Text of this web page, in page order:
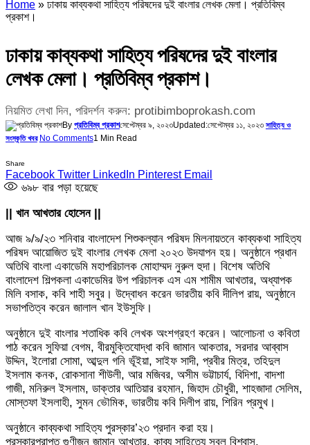
Home » ঢাকায় কাব্যকথা সাহিত্য পরিষদের দুই বাংলার লেখক মেলা। প্রতিবিম্ব
প্রকাশ।
ঢাকায় কাব্যকথা সাহিত্য পরিষদের দুই বাংলার
লেখক মেলা। প্রতিবিম্ব প্রকাশ।
নিয়মিত লেখা দিন, পরিদর্শন করুন: protibimboprokash.com
By প্রতিবিম্ব প্রকাশসেপ্টেম্বর ৯, ২০২৩Updated:সেপ্টেম্বর ১১, ২০২৩ সাহিত্য ও
সংস্কৃতি খবর No Comments1 Min Read
Share
Facebook Twitter LinkedIn Pinterest Email
৬৯৮ বার পড়া হয়েছে
|| খান আখতার হোসেন ||
আজ ৯/৯/২৩ শনিবার বাংলাদেশ শিশুকল্যান পরিষদ মিলনায়তনে কাব্যকথা সাহিত্য
পরিষদ আয়োজিত দুই বাংলার লেখক মেলা ২০২৩ উদযাপন হয়। অনুষ্ঠানে প্রধান
অতিথি বাংলা একাডেমি মহাপরিচালক মোহাম্মদ নুরুল হুদা। বিশেষ অতিথি
বাংলাদেশ শিল্পকলা একাডেমির উপ পরিচালক এস এম শামীম আখতার, অধ্যাপক
মিলি বসাক, কবি শাহী সবুর। উদ্বোধন করেন ভারতীয় কবি দীলিপ রায়, অনুষ্ঠানে
সভাপতিত্ব করেন জালাল খান ইউসুফি।
অনুষ্ঠানে দুই বাংলার শতাধিক কবি লেখক অংশগ্রহণ করেন। আলোচনা ও কবিতা
পাঠ করেন সুফিয়া বেগম, বীরমুক্তিযোদ্ধা কবি জামান আকতার, সরদার আব্বাস
উদ্দিন, ইলোরা সোমা, আব্দুল গনি ভূঁইয়া, সাইফ সাদী, প্রবীর মিত্র, তহিদুল
ইসলাম কনক, রোকসানা শীউলী, আর মজিবর, অসীম ভট্টাচার্য, বিদিশা, বাদশা
গাজী, মনিরুল ইসলাম, ডাক্তার আতিয়ার রহমান, জিহাদ চৌধুরী, শাহজাদা সেলিম,
মোস্তফা ইসলাহী, সুমন ভৌমিক, ভারতীয় কবি দিলীপ রায়, শিরিন প্রমুখ।
অনুষ্ঠানে কাব্যকথা সাহিত্য পুরস্কার’২৩ প্রদান করা হয়।
পুরস্কারপ্রাপ্ত গুণীজন জামান আখতার, কাব্য সাহিত্যে সুবল বিশ্বাস,